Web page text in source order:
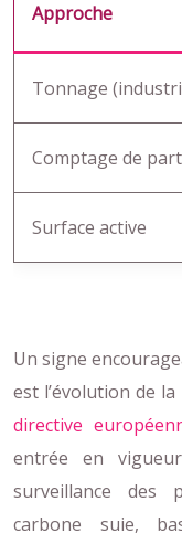
Approche
Tonnage
Comptage de
Surface active
Un signe
est l’évolution de
directive
entrée en
surveillance des
carbone suie,